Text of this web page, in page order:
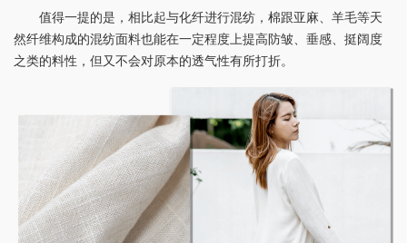
值得一提的是，相比起与化纤进行混纺，棉跟亚麻、羊毛等天
然纤维构成的混纺面料也能在一定程度上提高防皱、垂感、挺阔度
之类的料性，但又不会对原本的透气性有所打折。